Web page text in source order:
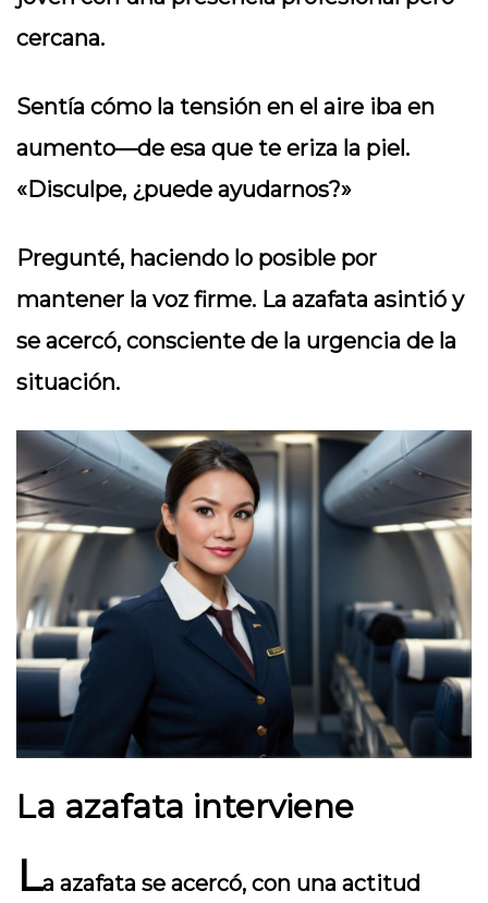
cercana.
Sentía cómo la tensión en el aire iba en
aumento—de esa que te eriza la piel.
«Disculpe, ¿puede ayudarnos?»
Pregunté, haciendo lo posible por
mantener la voz firme. La azafata asintió y
se acercó, consciente de la urgencia de la
situación.
La azafata interviene
La azafata se acercó, con una actitud